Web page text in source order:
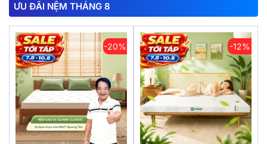
ƯU ĐÃI NỆM THÁNG 8
-20% -12%